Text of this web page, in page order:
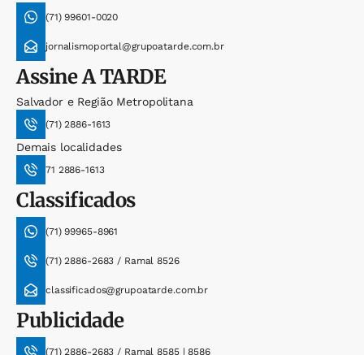
(71) 99601-0020
jornalismoportal@grupoatarde.com.br
AssineA TARDE
Salvador e Região Metropolitana
(71) 2886-1613
Demais localidades
71 2886-1613
Classificados
(71) 99965-8961
(71) 2886-2683 / Ramal 8526
classificados@grupoatarde.com.br
Publicidade
(71) 2886-2683 / Ramal 8585 | 8586